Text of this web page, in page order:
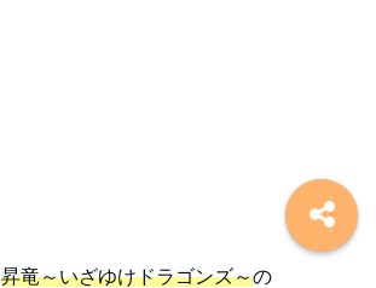
昇竜～いざゆけドラゴンズ～の